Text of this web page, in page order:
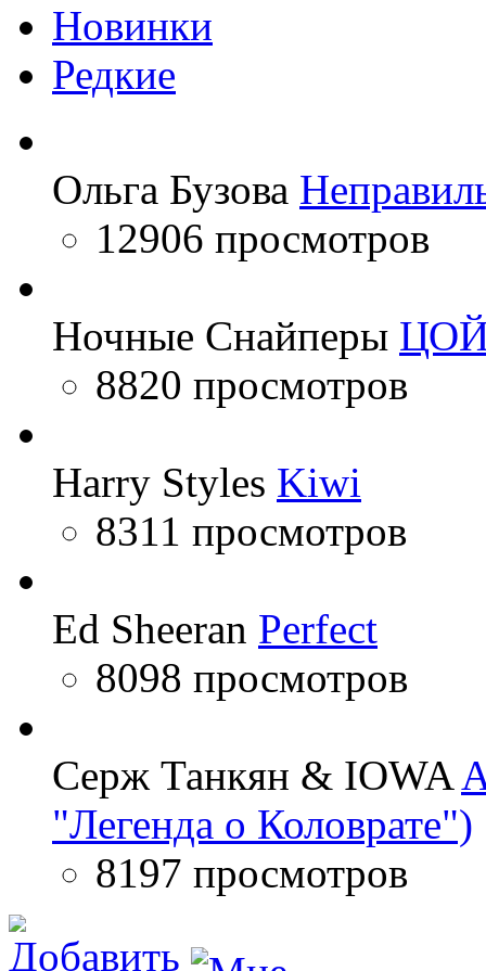
Новинки
Редкие
Ольга Бузова
12906 просмотров
Ночные Снайперы
8820 просмотров
Harry Styles Kiwi
8311 просмотров
Ed Sheeran Perfect
8098 просмотров
Серж Танкян & IOWA
"Легенда о Коловрате")
8197 просмотров